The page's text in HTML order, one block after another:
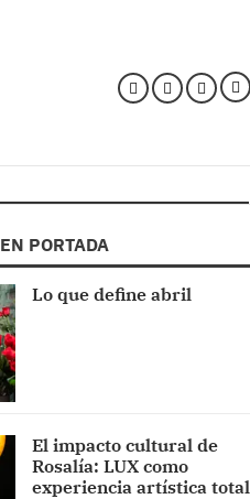
EN PORTADA
Lo que define abril
El impacto cultural de
Rosalía: LUX como
experiencia artística total